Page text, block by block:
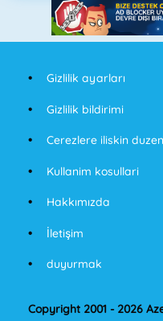
Gizlilik ayarları
Gizlilik bildirimi
Cerezlere iliskin
Kullanim kosullari
Hakkımızda
İletişim
duyurmak
Copyright 2001 - 2026